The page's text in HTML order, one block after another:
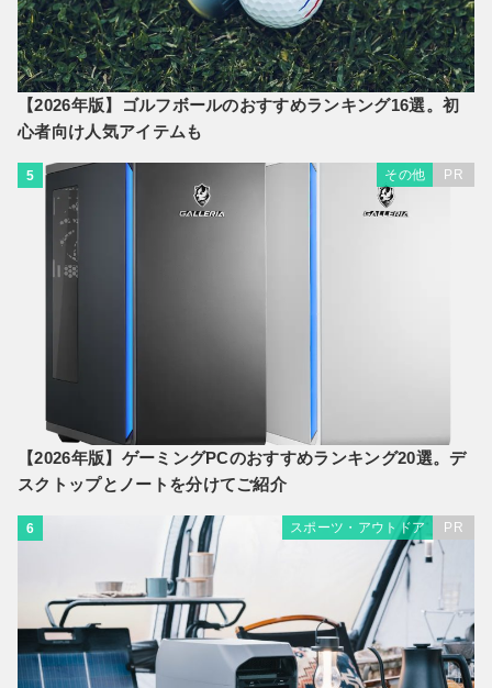
【2026年版】ゴルフボールのおすすめランキング16選。初
心者向け人気アイテムも
5 その他 PR
【2026年版】ゲーミングPCのおすすめランキング20選。デ
スクトップとノートを分けてご紹介
6 スポーツ・アウトドア PR